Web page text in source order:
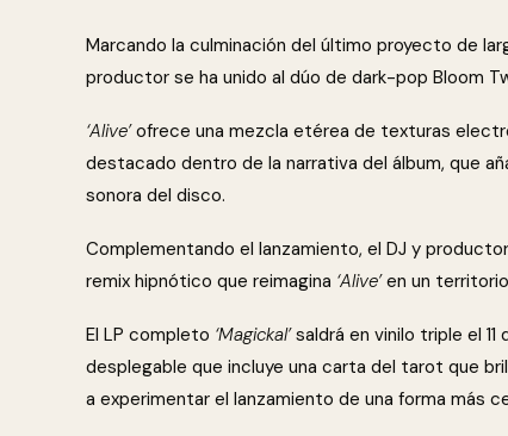
Marcando la culminación del último proyecto de
productor se ha unido al dúo de dark-pop Bloom
‘Alive’ofrece una mezcla etérea de texturas
destacado dentro de la narrativa del álbum, que
sonora del disco.
Complementando el lanzamiento, el DJ y
remix hipnótico que reimagina ‘Alive’en un
El LP completo ‘Magickal’saldrá en vinilo triple el
desplegable que incluye una carta del tarot que
a experimentar el lanzamiento de una forma más